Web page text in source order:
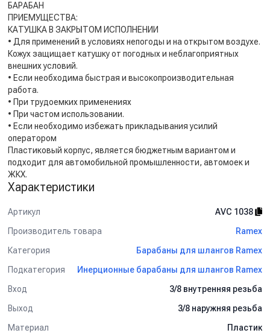
БАРАБАН
ПРИЕМУЩЕСТВА:
КАТУШКА В ЗАКРЫТОМ ИСПОЛНЕНИИ
• Для применений в условиях непогоды и на открытом воздухе.
Кожух защищает катушку от погодных и неблагоприятных
внешних условий.
• Если необходима быстрая и высокопроизводительная
работа.
• При трудоемких применениях
• При частом использовании.
• Если необходимо избежать прикладывания усилий
оператором
Пластиковый корпус, является бюджетным вариантом и
подходит для автомобильной промышленности, автомоек и
ЖКХ.
Характеристики
Артикул
AVC 1038
Производитель товара
Ramex
Категория
Барабаны для шлангов Ramex
Подкатегория
Инерционные барабаны для шлангов Ramex
Вход
3/8 внутренняя резьба
Выход
3/8 наружняя резьба
Материал
Пластик